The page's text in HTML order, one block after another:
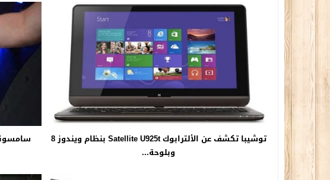
توشيبا تكشف عن الألترابوك Satellite U925t بنظام ويندوز 8
وبلوحة...